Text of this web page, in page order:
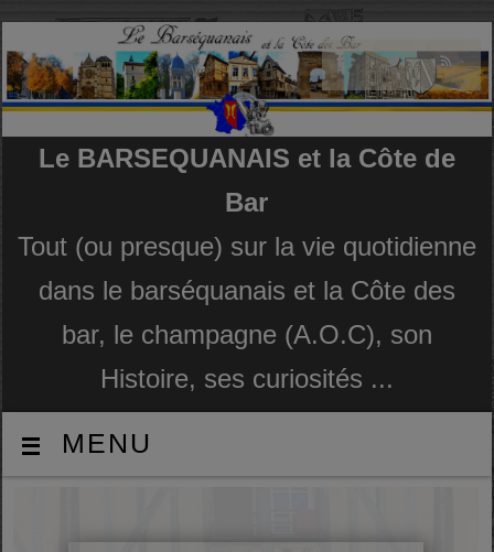
Le BARSEQUANAIS et la Côte de
Bar
Tout (ou presque) sur la vie quotidienne
dans le barséquanais et la Côte des
bar, le champagne (A.O.C), son
Histoire, ses curiosités ...
MENU